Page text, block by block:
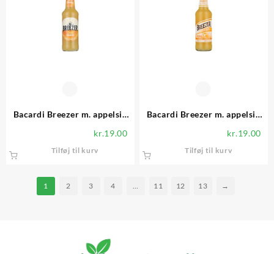
Bacardi Breezer m. appelsin
kr.19.00
Tilføj til kurv
Bacardi Breezer m. appelsin
kr.19.00
Tilføj til kurv
1 2 3 4 11 12 13 →